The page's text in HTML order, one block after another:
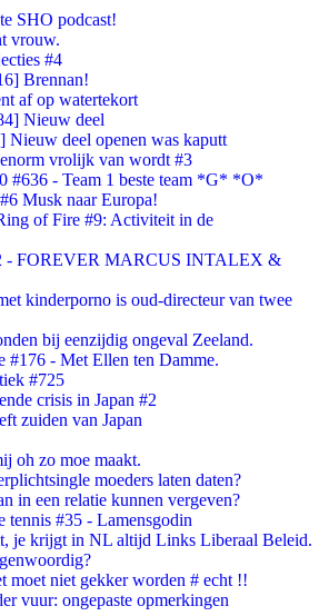
SHO podcast!
vrouw.
#4
Brennan!
af op watertekort
Nieuw deel
Nieuw deel openen was kaputt
vrolijk van wordt #3
#636 - Team 1 beste team *G* *O*
Musk naar Europa!
of Fire #9: Activiteit in de
- FOREVER MARCUS INTALEX &
kinderporno is oud-directeur van twee
bij eenzijdig ongeval Zeeland.
#176 - Met Ellen ten Damme.
#725
crisis in Japan #2
zuiden van Japan
oh zo moe maakt.
moeders laten daten?
in een relatie kunnen vergeven?
tennis #35 - Lamensgodin
je krijgt in NL altijd Links Liberaal Beleid.
moet niet gekker worden # echt !!
vuur: ongepaste opmerkingen